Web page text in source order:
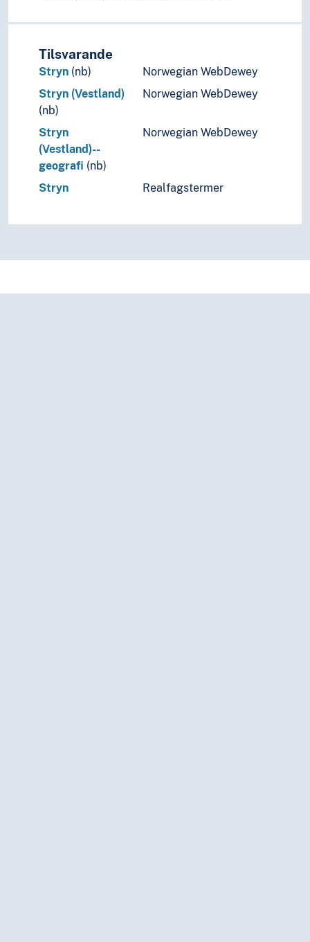
Tilsvarande
Stryn (nb)
Norwegian WebDewey
Stryn (Vestland)
(nb)
Norwegian WebDewey
Stryn
(Vestland)--
geografi (nb)
Norwegian WebDewey
Stryn Realfagstermer